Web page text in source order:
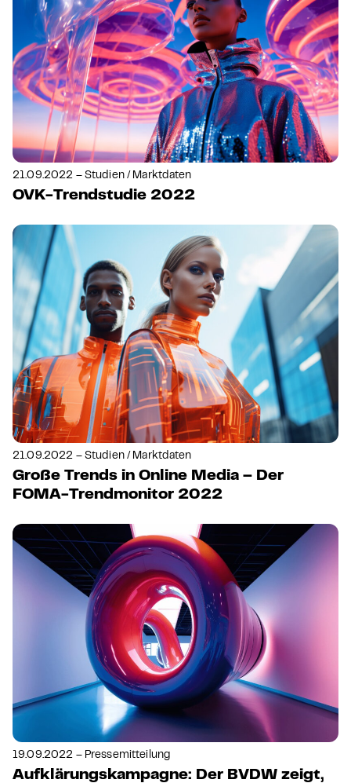
21.09.2022 – Studien / Marktdaten
OVK-Trendstudie 2022
21.09.2022 – Studien / Marktdaten
Große Trends in Online Media – Der
FOMA-Trendmonitor 2022
19.09.2022 – Pressemitteilung
Aufklärungskampagne: Der BVDW zeigt,